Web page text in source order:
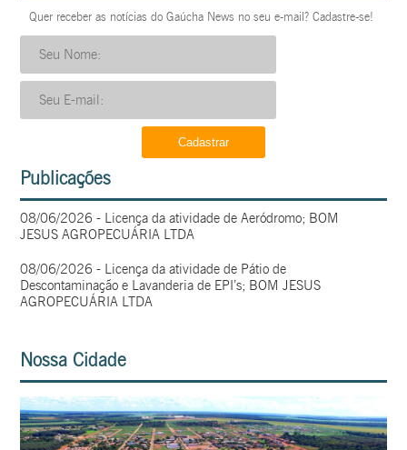
Quer receber as notícias do Gaúcha News no seu e-mail? Cadastre-se!
Publicações
08/06/2026 - Licença da atividade de Aeródromo; BOM
JESUS AGROPECUÁRIA LTDA
08/06/2026 - Licença da atividade de Pátio de
Descontaminação e Lavanderia de EPI’s; BOM JESUS
AGROPECUÁRIA LTDA
Nossa Cidade